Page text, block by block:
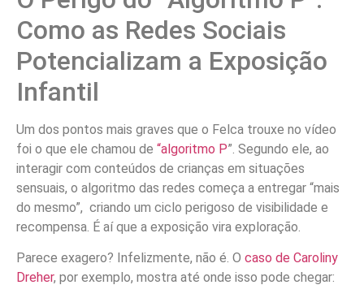
Como as Redes Sociais
Potencializam a Exposição
Infantil
Um dos pontos mais graves que o Felca trouxe no vídeo
foi o que ele chamou de “algoritmo P”. Segundo ele, ao
interagir com conteúdos de crianças em situações
sensuais, o algoritmo das redes começa a entregar “mais
do mesmo”, criando um ciclo perigoso de visibilidade e
recompensa. É aí que a exposição vira exploração.
Parece exagero? Infelizmente, não é. O caso de Caroliny
Dreher, por exemplo, mostra até onde isso pode chegar: